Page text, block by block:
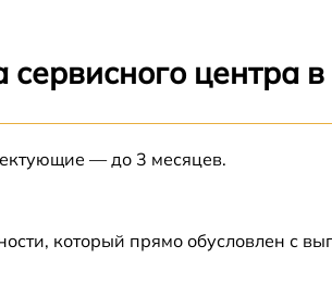
от 60 мин
сервисного центра
— до 3 месяцев.
который прямо обусловлен с